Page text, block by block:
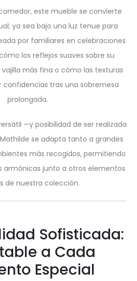
este mueble se convierte
ya sea bajo una luz tenue para
por familiares en celebraciones
los reflejos suaves sobre su
más fina o cómo las texturas
tras una sobremesa
prolongada.
—y posibilidad de ser realizada
se adapta tanto a grandes
más recogidos, permitiendo
armónicas junto a otros elementos
de nuestra colección.
Sofisticada:
a Cada
Especial